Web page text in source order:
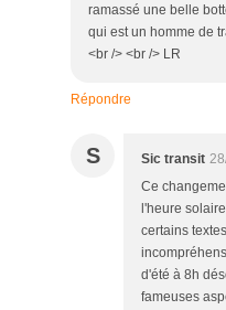
ramassé une belle
qui est un homme de
<br /> <br /> LR
Répondre
S Sic transit
Ce
l'heure
certains
d'été à 8h
fameuses